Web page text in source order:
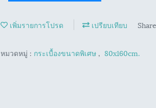
เพิ่มรายการโปรด เปรียบเทียบ Share
หมวดหมู่ : กระเบื้องขนาดพิเศษ , 80x160cm.